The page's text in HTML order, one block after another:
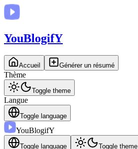
YouBlogifY
Accueil Générer un résumé
Thème
Toggle theme
Langue
Toggle language
YouBlogifY
Toggle language Toggle theme